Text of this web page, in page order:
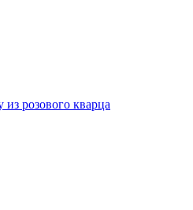
розового кварца